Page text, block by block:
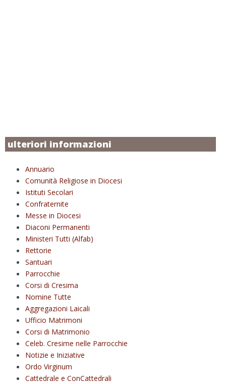
ulteriori informazioni
Annuario
Comunità Religiose in Diocesi
Istituti Secolari
Confraternite
Messe in Diocesi
Diaconi Permanenti
Ministeri Tutti (Alfab)
Rettorie
Santuari
Parrocchie
Corsi di Cresima
Nomine Tutte
Aggregazioni Laicali
Ufficio Matrimoni
Corsi di Matrimonio
Celeb. Cresime nelle Parrocchie
Notizie e Iniziative
Ordo Virginum
Cattedrale e ConCattedrali